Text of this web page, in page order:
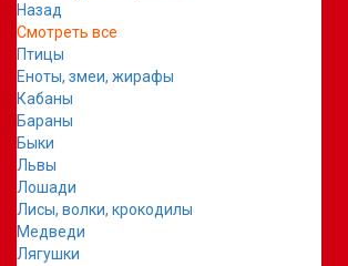
Назад
Смотреть все
Птицы
Еноты, змеи, жирафы
Кабаны
Бараны
Быки
Львы
Лошади
Лисы, волки, крокодилы
Медведи
Лягушки